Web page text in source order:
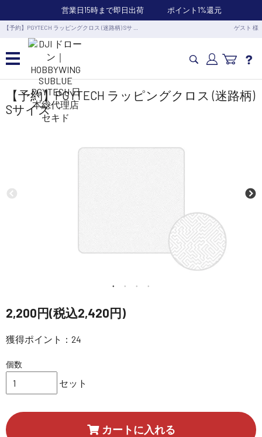
営業日15時まで即日出荷 ポイント1%還元
【予約】PGYTECH ラッピングクロス (迷路柄) Sサ … ゲスト 様
カメラドローン・生活家電
業務用ドローン・業務関連製品
水中ドローン(ROV)・水中スクーター
サポート・Q&A / 法人・学生のお客様
SEKIDO
【予約】PGYTECH ラッピングクロス (迷路柄)
Sサイズ
2,200円(税込2,420円)
獲得ポイント：24
個数
セット
カートに入れる